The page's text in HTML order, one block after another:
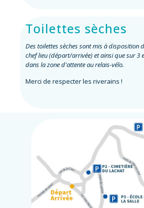
Toilettes sèches
Des toilettes sèches sont mis à disposition
chef lieu (départ/arrivée) et ainsi que sur 3
dans la zone d'attente au relais-vélo.
Merci de respecter les riverains !